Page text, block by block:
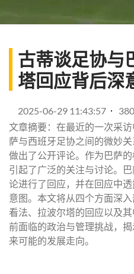
古蒂谈足协与
塔回应背后深
2025-06-29 11:43:57
380
文章摘要：在最近的一次采
萨与西班牙足协之间的微妙
做出了公开评论。作为巴萨
引起了广泛的关注与讨论。
论进行了回应，并在回应中
意图。本文将从四个方面深
看法、拉波尔塔的回应以及
前面临的政治与管理挑战，
来可能的发展走向。